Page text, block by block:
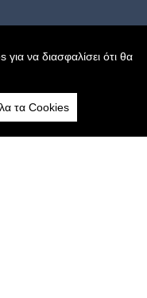
να διασφαλίσει ότι θα
τα Cookies